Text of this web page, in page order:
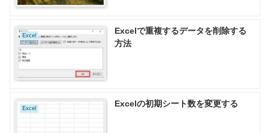
Excel
Excelで重複するデータを削除する
方法
Excel Excelの初期シート数を変更する